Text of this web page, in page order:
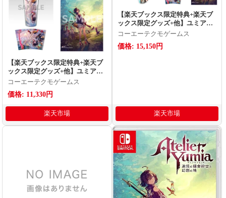
【楽天ブックス限定特典+楽天ブ
ックス限定グッズ+他】ユミアの
アトリエ 〜追憶の錬金術士と幻
クリルキーホルダー+タンブラ
ー、B2タペストリー（パッケー
ジイラストver.）+【早期購入封
入特典】コスチューム、専用装
コーエーテクモゲームス
価格: 11,330円
楽天市場
【楽天ブックス限定特典+楽天ブ
ックス限定グッズ+他】ユミアの
アトリエ 〜追憶の錬金術士と幻
Switch版(ユミアの2連アクリルキ
コーエーテクモゲームス
価格: 15,150円
楽天市場